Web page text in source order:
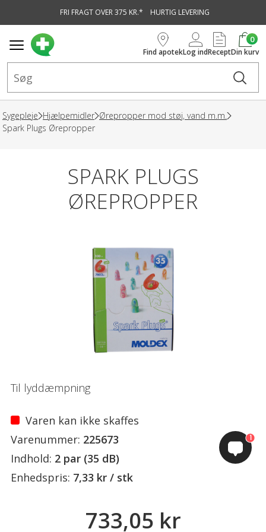
FRI FRAGT OVER 375 KR.* HURTIG LEVERING
Find apotekLog indRecept
0
Din kurv
Sygepleje Hjælpemidler Ørepropper mod støj, vand m.m.
Spark Plugs Ørepropper
SPARK PLUGS
ØREPROPPER
Til lyddæmpning
Varen kan ikke skaffes
Varenummer: 225673
Indhold: 2 par (35 dB)
Enhedspris: 7,33 kr / stk
733,05 kr
1